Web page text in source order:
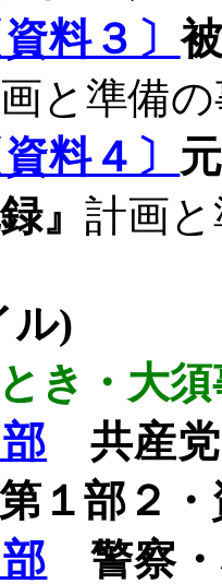
資料３〕
と準備
資料４〕
』 計画
ル)
とき・大
共産党
部２・
警察・